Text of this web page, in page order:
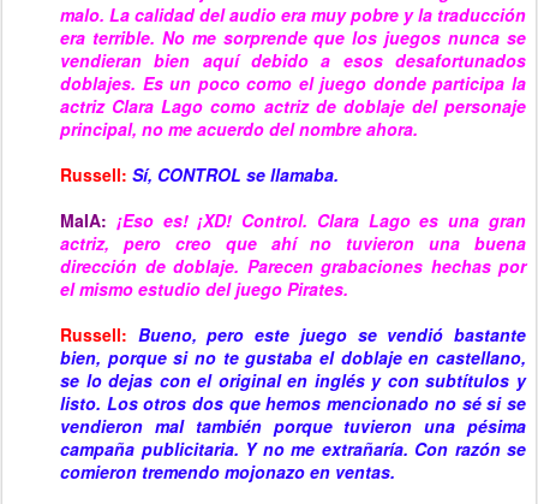
malo. La calidad del audio era muy pobre y la traducción
era terrible. No me sorprende que los juegos nunca se
vendieran bien aquí debido a esos desafortunados
doblajes. Es un poco como el juego donde participa la
actriz Clara Lago como actriz de doblaje del personaje
principal, no me acuerdo del nombre ahora.
Russell: Sí, CONTROL se llamaba.
MaIA: ¡Eso es! ¡XD! Control. Clara Lago es una gran
actriz, pero creo que ahí no tuvieron una buena
dirección de doblaje. Parecen grabaciones hechas por
el mismo estudio del juego Pirates.
Russell: Bueno, pero este juego se vendió bastante
bien, porque si no te gustaba el doblaje en castellano,
se lo dejas con el original en inglés y con subtítulos y
listo. Los otros dos que hemos mencionado no sé si se
vendieron mal también porque tuvieron una pésima
campaña publicitaria. Y no me extrañaría. Con razón se
comieron tremendo mojonazo en ventas.